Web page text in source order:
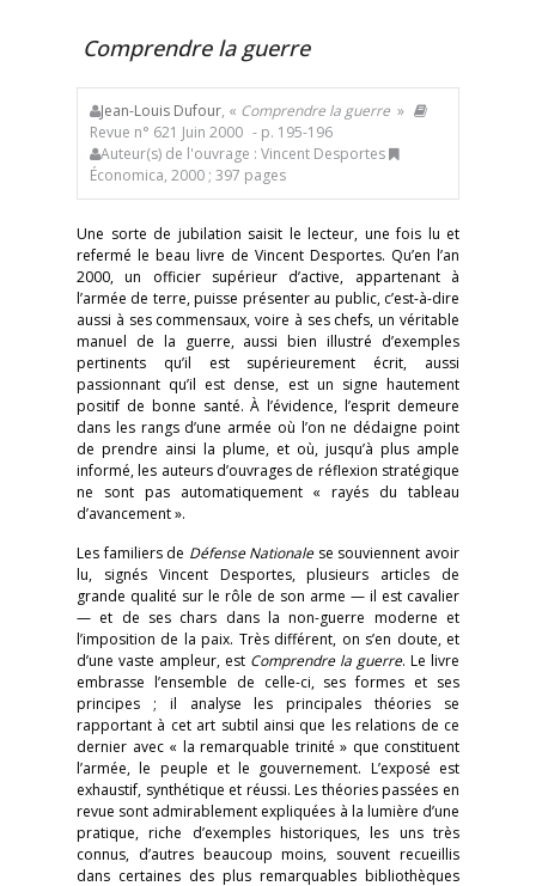
Comprendre la guerre
Jean-Louis Dufour, « Comprendre la guerre »
Revue n° 621 Juin 2000 - p. 195-196
Auteur(s) de l'ouvrage : Vincent Desportes
Économica, 2000 ; 397 pages
Une sorte de jubilation saisit le lecteur, une fois lu et
refermé le beau livre de Vincent Desportes. Qu’en l’an
2000, un officier supérieur d’active, appartenant à
l’armée de terre, puisse présenter au public, c’est-à-dire
aussi à ses commensaux, voire à ses chefs, un véritable
manuel de la guerre, aussi bien illustré d’exemples
pertinents qu’il est supérieurement écrit, aussi
passionnant qu’il est dense, est un signe hautement
positif de bonne santé. À l’évidence, l’esprit demeure
dans les rangs d’une armée où l’on ne dédaigne point
de prendre ainsi la plume, et où, jusqu’à plus ample
informé, les auteurs d’ouvrages de réflexion stratégique
ne sont pas automatiquement « rayés du tableau
d’avancement ».
Les familiers de Défense Nationalese souviennent avoir
lu, signés Vincent Desportes, plusieurs articles de
grande qualité sur le rôle de son arme — il est cavalier
— et de ses chars dans la non-guerre moderne et
l’imposition de la paix. Très différent, on s’en doute, et
d’une vaste ampleur, est Comprendre la guerre. Le livre
embrasse l’ensemble de celle-ci, ses formes et ses
principes ; il analyse les principales théories se
rapportant à cet art subtil ainsi que les relations de ce
dernier avec « la remarquable trinité » que constituent
l’armée, le peuple et le gouvernement. L’exposé est
exhaustif, synthétique et réussi. Les théories passées en
revue sont admirablement expliquées à la lumière d’une
pratique, riche d’exemples historiques, les uns très
connus, d’autres beaucoup moins, souvent recueillis
dans certaines des plus remarquables bibliothèques